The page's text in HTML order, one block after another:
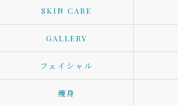
SKIN CARE
GALLERY
フェイシャル
痩身